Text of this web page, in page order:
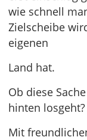
wie schnell
Zielscheibe
eigenen
Land hat.
Ob diese
hinten losgeht?
Mit